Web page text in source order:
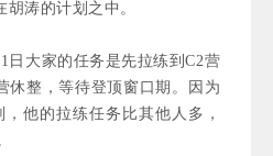
涛的计划之中。
日大家的任务是先拉练到C2营
休整，等待登顶窗口期。因为
他的拉练任务比其他人多，